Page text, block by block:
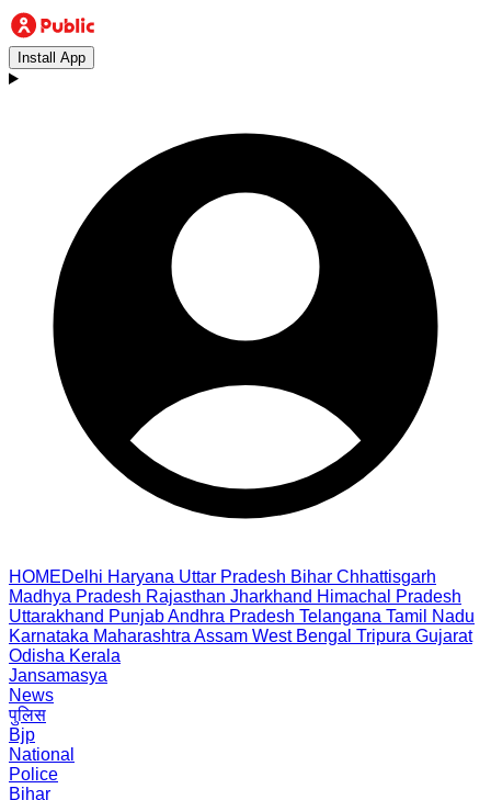
Install App
HOMEDelhi Haryana Uttar Pradesh Bihar Chhattisgarh
Madhya Pradesh Rajasthan Jharkhand Himachal Pradesh
Uttarakhand PunjabAndhra Pradesh Telangana Tamil Nadu
Karnataka Maharashtra Assam West Bengal Tripura Gujarat
Odisha Kerala
Jansamasya
News
पुलिस
Bjp
National
Police
Bihar